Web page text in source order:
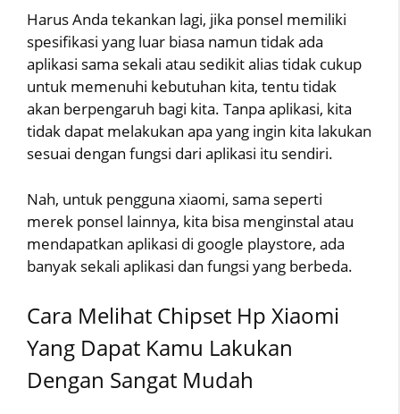
Harus Anda tekankan lagi, jika ponsel memiliki
spesifikasi yang luar biasa namun tidak ada
aplikasi sama sekali atau sedikit alias tidak cukup
untuk memenuhi kebutuhan kita, tentu tidak
akan berpengaruh bagi kita. Tanpa aplikasi, kita
tidak dapat melakukan apa yang ingin kita lakukan
sesuai dengan fungsi dari aplikasi itu sendiri.
Nah, untuk pengguna xiaomi, sama seperti
merek ponsel lainnya, kita bisa menginstal atau
mendapatkan aplikasi di google playstore, ada
banyak sekali aplikasi dan fungsi yang berbeda.
Cara Melihat Chipset Hp Xiaomi
Yang Dapat Kamu Lakukan
Dengan Sangat Mudah